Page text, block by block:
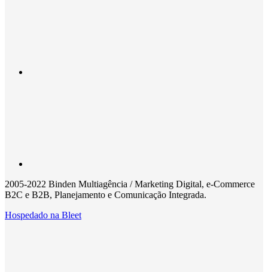
2005-2022 Binden Multiagência / Marketing Digital, e-Commerce
B2C e B2B, Planejamento e Comunicação Integrada.
Hospedado na Bleet